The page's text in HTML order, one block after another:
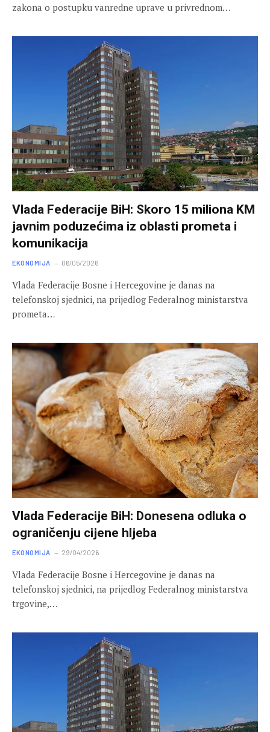
zakona o postupku vanredne uprave u privrednom…
Vlada Federacije BiH: Skoro 15 miliona KM
javnim poduzećima iz oblasti prometa i
komunikacija
EKONOMIJA 06/05/2026
Vlada Federacije Bosne i Hercegovine je danas na
telefonskoj sjednici, na prijedlog Federalnog ministarstva
prometa…
Vlada Federacije BiH: Donesena odluka o
ograničenju cijene hljeba
EKONOMIJA 29/04/2026
Vlada Federacije Bosne i Hercegovine je danas na
telefonskoj sjednici, na prijedlog Federalnog ministarstva
trgovine,…